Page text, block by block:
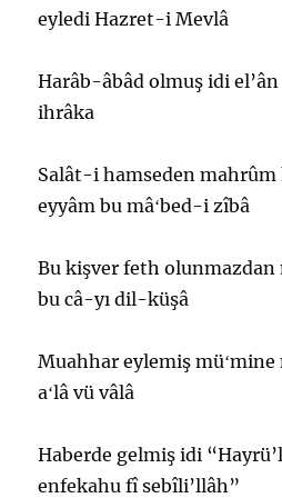
eyledi Hazret-i Mevlâ
Harâb-âbâd olmuş idi
ihrâka
Salât-i hamseden mahrûm
eyyâm bu mâʻbed-i zîbâ
Bu kişver feth
bu câ-yı dil-küşâ
Muahhar eylemiş
aʻlâ vü vâlâ
Haberde gelmiş idi
enfekahu fî sebîli’llâh”